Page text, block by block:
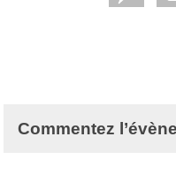
Commentez